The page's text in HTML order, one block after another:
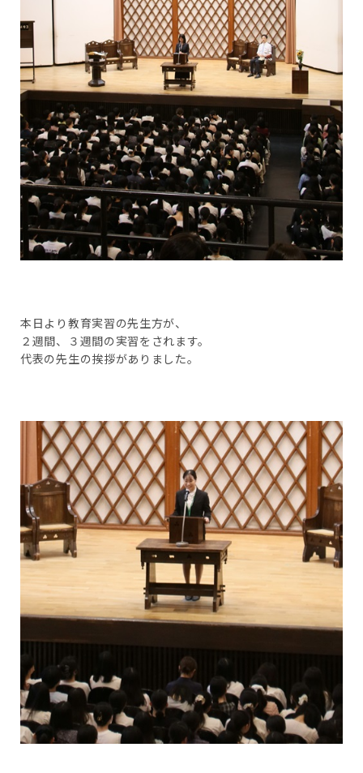
本日より教育実習の先生方が、
２週間、３週間の実習をされます。
代表の先生の挨拶がありました。